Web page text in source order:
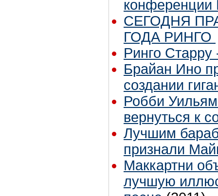
конференции
СЕГОДНЯ
ГОДА РИНГО
Ринго Старру
Брайан Ино
создании
Робби
вернуться к
Лучшим
признали
Маккартни
лучшую